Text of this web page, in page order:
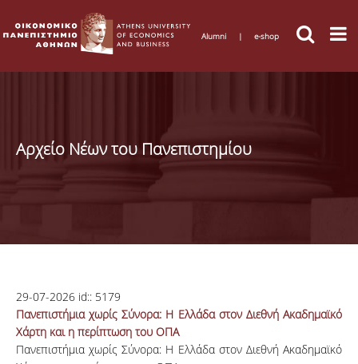
Alumni | e-shop
Αρχείο Νέων του Πανεπιστημίου
29-07-2026 id:: 5179
Πανεπιστήμια χωρίς Σύνορα: Η Ελλάδα στον Διεθνή Ακαδημαϊκό
Χάρτη και η περίπτωση του ΟΠΑ
Πανεπιστήμια χωρίς Σύνορα: Η Ελλάδα στον Διεθνή Ακαδημαϊκό